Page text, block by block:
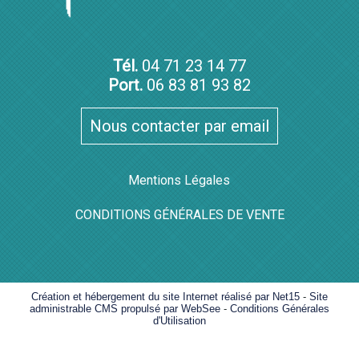
Tél.04 71 23 14 77
Port.06 83 81 93 82
Nous contacter par email
Mentions Légales
CONDITIONS GÉNÉRALES DE VENTE
Création et hébergement du site Internet réalisé par Net15 - Site
administrable CMS propulsé par WebSee - Conditions Générales
d'Utilisation